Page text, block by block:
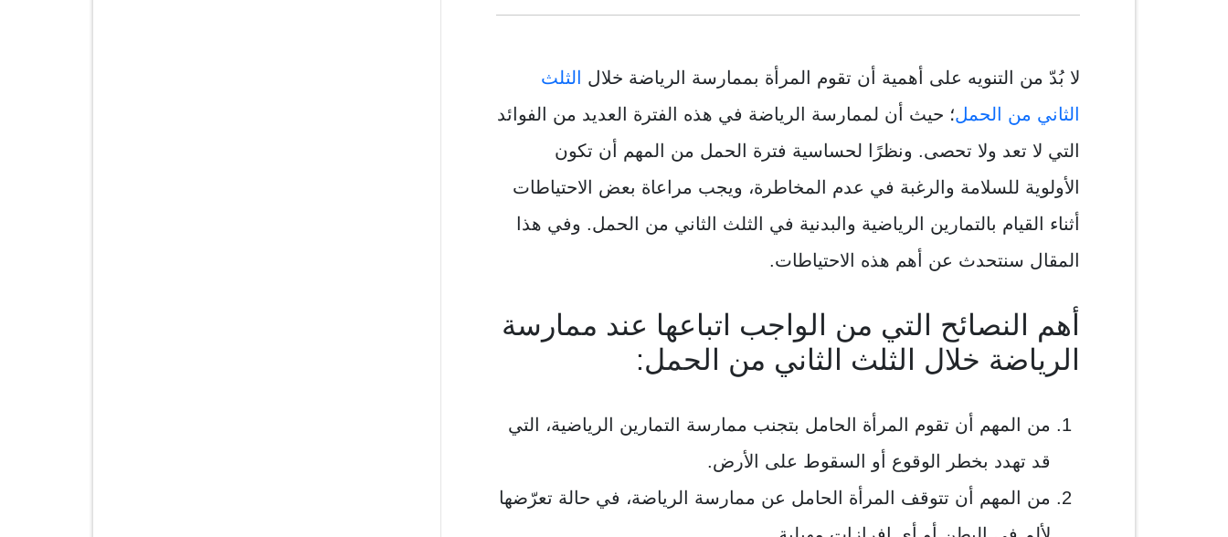
لا بُدّ من التنويه على أهمية أن تقوم المرأة بممارسة الرياضة خلال
الثلث
الثاني من الحمل؛ حيث أن لممارسة الرياضة في هذه الفترة العديد من الفوائد
التي لا تعد ولا تحصى. ونظرًا لحساسية فترة الحمل من المهم أن تكون
الأولوية للسلامة والرغبة في عدم المخاطرة، ويجب مراعاة بعض الاحتياطات
أثناء القيام بالتمارين الرياضية والبدنية في الثلث الثاني من الحمل. وفي هذا
المقال سنتحدث عن أهم هذه الاحتياطات.
أهم النصائح التي من الواجب اتباعها عند ممارسة
الرياضة خلال الثلث الثاني من الحمل:
من المهم أن تقوم المرأة الحامل بتجنب ممارسة التمارين الرياضية، التي
قد تهدد بخطر الوقوع أو السقوط على الأرض.
من المهم أن تتوقف المرأة الحامل عن ممارسة الرياضة، في حالة تعرّضها